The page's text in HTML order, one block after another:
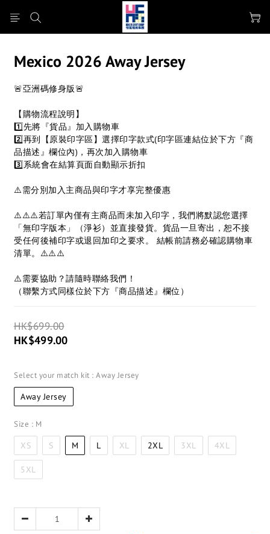
Mexico 2026 Away Jersey
🚨亞洲碼修身版🚨
【購物流程說明】
1️⃣先將『貨品』加入購物車
2️⃣再到【原裝印字區】選擇印字款式(印字區連結位於下方『商
品描述』欄位內)，再次加入購物車
3️⃣系統會在結算頁面自動顯示折扣
⚠️需分別加入主商品與印字才享完整優惠
⚠️⚠️⚠️若訂單內僅有主商品而未加入印字，我們將默認您選擇
「無印字版本」（淨衫）並直接發貨。貨品一旦寄出，恕不接
受任何後補印字或退回加印之要求。 結帳前請務必確認購物車
清單。⚠️⚠️⚠️
⚠️需要協助？請隨時聯絡我們！
（聯繫方式同樣位於下方『商品描述』欄位）
HK$699.00
HK$499.00
Select your match kit : Away Jersey
Away Jersey
Size : M
XS S M L XL 2XL 3XL 4XL
5XL